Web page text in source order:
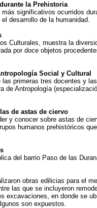
la Prehistoria
más significativos ocurridos
desarrollo de la humanidad.
Culturales, muestra la
por doce objetos
Social y Cultural
las primeras tres docentes y
de Antropología
de astas de ciervo
y conocer sobre astas de
humanos prehistóricos
del barrio Paso de las
obras edilicias para el
las que se incluyeron
excavaciones, en donde se
son expuestos.